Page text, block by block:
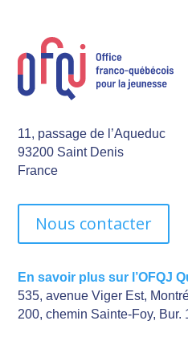
11, passage de l’Aqueduc
93200 Saint Denis
France
Nous contacter
En savoir plus sur l’OFQJ
535, avenue Viger Est,
200, chemin Sainte-Foy, Bur.